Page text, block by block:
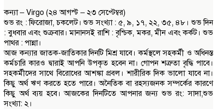
কন্যা – Virgo (২৪ আগস্ট – ২৩ সেপ্টেম্বর)
শুভ রং : ফিরোজা, চকলেট। শুভ সংখ্যা : ৫, ৯, ১৭, ২২, ৩৫, ৪৮। শুভ দিন
: বুধবার এবং শুক্রবার। মানানসই রাশি : বৃশ্চিক, মকর, মীন এবং কর্কট। শুভ
পাথর : পান্না।
আজ কন্যার জাতক-জাতিকার দিনটি মিশ্র যাবে। কর্মস্থলে সহকর্মী ও অধিনস্ত
কর্মচারি কারও দ্বারাই আপনি উপকৃত হবেন না। গোপন শত্রুতা বৃদ্ধি পাবে।
সহকর্মীদের সাথে বিরোধের আশঙ্কা প্রবল। শারীরিক দিক ভালো যাবে না।
কিছু অর্থ ঋণ করতে হতে পারে। অনৈতিক বা রহস্যজনক সম্পর্কের কারণে
কিছু অর্থ ব্যয় হবে। আজকের দিনটিতে আপনার জন্য শুভ রং: সাদা,শুভ
সংখ্যা: ২।